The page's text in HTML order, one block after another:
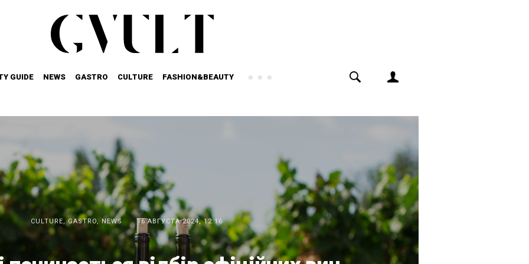
GUIDE NEWS GASTRO CULTURE FASHION&BEAUTY
CULTURE ,GASTRO NEWS 16 АВГУСТА 2024, 12:16